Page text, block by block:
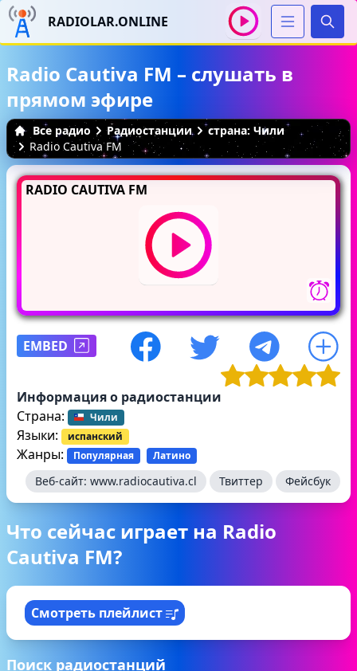
RADIOLAR.ONLINE
Radio Cautiva FM – слушать в
прямом эфире
Все радио Радиостанции
страна: Чили
Radio Cautiva FM
RADIO CAUTIVA FM
EMBED
Информация о радиостанции
Страна:
Чили
Языки: испанский
Жанры: Популярная Латино
Веб-сайт: www.radiocautiva.cl Твиттер Фейсбук
Что сейчас играет на Radio
Cautiva FM?
Смотреть плейлист
Поиск радиостанций